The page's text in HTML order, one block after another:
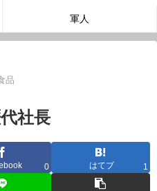
軍人
品
社長
0 はてブ 1